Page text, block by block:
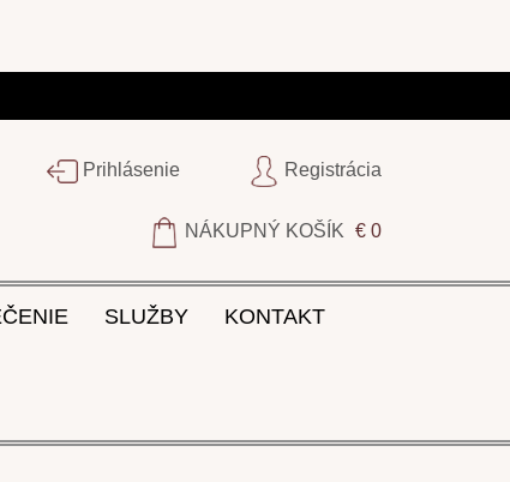
Prihlásenie Registrácia
NÁKUPNÝ KOŠÍK € 0
SLUŽBY KONTAKT